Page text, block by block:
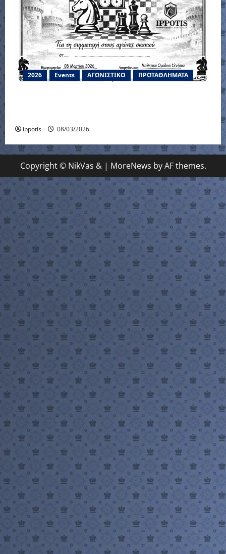
2026 Events ΑΓΩΝΙΣΤΙΚΟ ΠΡΩΤΑΘΛΗΜΑΤΑ
ippotis 08/03/2026
Copyright © NikVas & | MoreNews by AF themes.